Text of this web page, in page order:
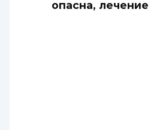
опасна, лечение